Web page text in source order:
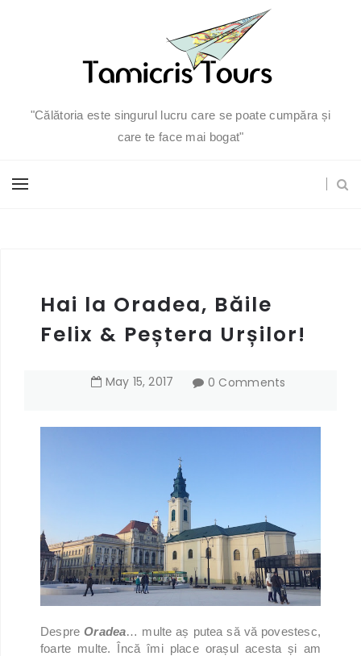
"Călătoria este singurul lucru care se poate cumpăra și
care te face mai bogat"
Hai la Oradea, Băile
Felix & Peștera Urșilor!
May 15,2017 0 Comments
DespreOradea… multe aș putea să vă povestesc,
foarte multe. Încă îmi place orașul acesta și am